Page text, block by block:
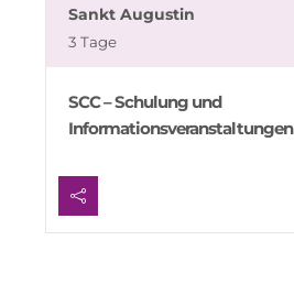
Sankt Augustin
3 Tage
SCC – Schulung und
Informationsveranstaltungen